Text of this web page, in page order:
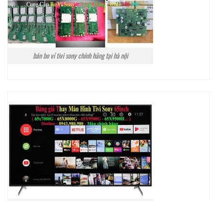
bán bo vỉ tivi sony chính hãng tại hà nội